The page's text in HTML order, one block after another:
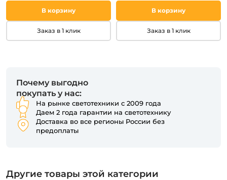
В корзину
Заказ в 1 клик
В корзину
Заказ в 1 клик
Почему выгодно
покупать у нас:
На рынке светотехники с 2009 года
Даем 2 года гарантии на светотехнику
Доставка во все регионы России без
предоплаты
Другие товары этой категории